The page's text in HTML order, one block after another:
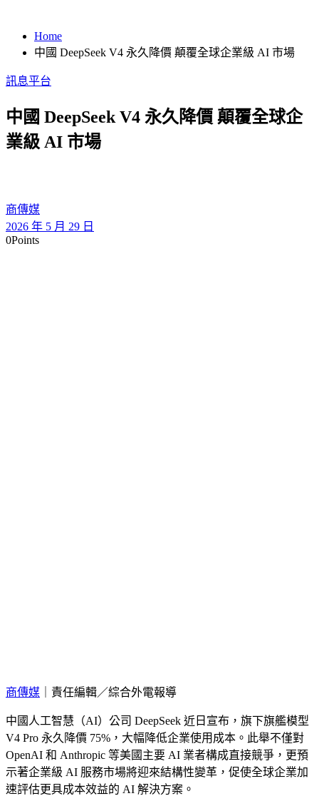
Home
中國 DeepSeek V4 永久降價 顛覆全球企業級 AI 市場
訊息平台
中國 DeepSeek V4 永久降價 顛覆全球企
業級 AI 市場
商傳媒
2026 年 5 月 29 日
0Points
商傳媒 ｜責任編輯／綜合外電報導
中國人工智慧（AI）公司 DeepSeek 近日宣布，旗下旗艦模型
V4 Pro 永久降價 75%，大幅降低企業使用成本。此舉不僅對
OpenAI 和 Anthropic 等美國主要 AI 業者構成直接競爭，更預
示著企業級 AI 服務市場將迎來結構性變革，促使全球企業加
速評估更具成本效益的 AI 解決方案。